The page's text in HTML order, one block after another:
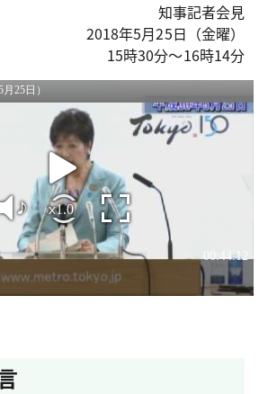
知事記者会見
2018年5月25日（金曜）
15時30分～16時14分